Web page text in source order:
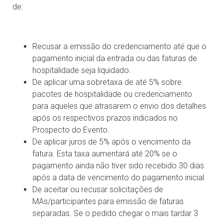
de:
Recusar a emissão do credenciamento até que o
pagamento inicial da entrada ou das faturas de
hospitalidade seja liquidado.
De aplicar uma sobretaxa de até 5% sobre
pacotes de hospitalidade ou credenciamento
para aqueles que atrasarem o envio dos detalhes
após os respectivos prazos indicados no
Prospecto do Evento.
De aplicar juros de 5% após o vencimento da
fatura. Esta taxa aumentará até 20% se o
pagamento ainda não tiver sido recebido 30 dias
após a data de vencimento do pagamento inicial.
De aceitar ou recusar solicitações de
MAs/participantes para emissão de faturas
separadas. Se o pedido chegar o mais tardar 3